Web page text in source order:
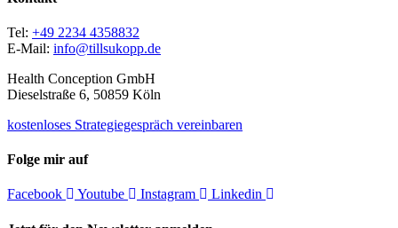
Tel: +49 2234 4358832
E-Mail: info@tillsukopp.de
Health Conception GmbH
Dieselstraße 6, 50859 Köln
kostenloses Strategiegespräch vereinbaren
Folge mir auf
Facebook Youtube Instagram Linkedin